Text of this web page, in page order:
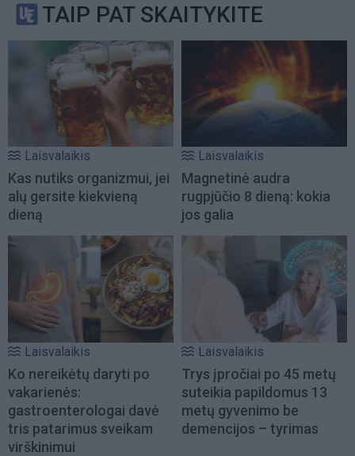
TAIP PAT SKAITYKITE
Laisvalaikis
Kas nutiks organizmui, jei
alų gersite kiekvieną
dieną
Laisvalaikis
Magnetinė audra
rugpjūčio 8 dieną: kokia
jos galia
Laisvalaikis
Ko nereikėtų daryti po
vakarienės:
gastroenterologai davė
tris patarimus sveikam
virškinimui
Laisvalaikis
Trys įpročiai po 45 metų
suteikia papildomus 13
metų gyvenimo be
demencijos – tyrimas